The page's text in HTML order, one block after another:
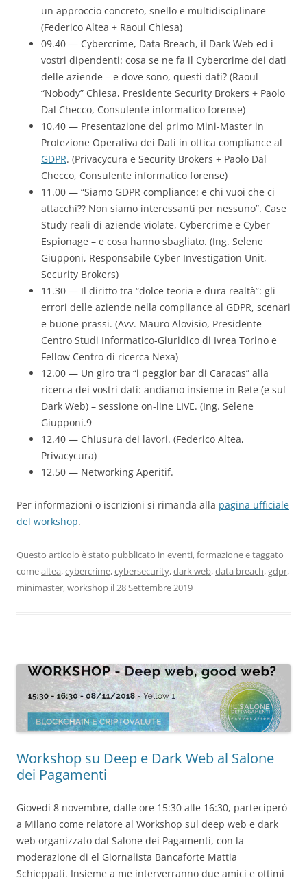
un approccio concreto, snello e multidisciplinare
(Federico Altea + Raoul Chiesa)
09.40 — Cybercrime, Data Breach, il Dark Web ed i
vostri dipendenti: cosa se ne fa il Cybercrime dei dati
delle aziende – e dove sono, questi dati? (Raoul
“Nobody” Chiesa, Presidente Security Brokers + Paolo
Dal Checco, Consulente informatico forense)
10.40 — Presentazione del primo Mini-Master in
Protezione Operativa dei Dati in ottica compliance al
GDPR. (Privacycura e Security Brokers + Paolo Dal
Checco, Consulente informatico forense)
11.00 — “Siamo GDPR compliance: e chi vuoi che ci
attacchi?? Non siamo interessanti per nessuno”. Case
Study reali di aziende violate, Cybercrime e Cyber
Espionage – e cosa hanno sbagliato. (Ing. Selene
Giupponi, Responsabile Cyber Investigation Unit,
Security Brokers)
11.30 — Il diritto tra “dolce teoria e dura realtà”: gli
errori delle aziende nella compliance al GDPR, scenari
e buone prassi. (Avv. Mauro Alovisio, Presidente
Centro Studi Informatico-Giuridico di Ivrea Torino e
Fellow Centro di ricerca Nexa)
12.00 — Un giro tra “i peggior bar di Caracas” alla
ricerca dei vostri dati: andiamo insieme in Rete (e sul
Dark Web) – sessione on-line LIVE. (Ing. Selene
Giupponi.9
12.40 — Chiusura dei lavori. (Federico Altea,
Privacycura)
12.50 — Networking Aperitif.
Per informazioni o iscrizioni si rimanda alla pagina ufficiale
del workshop.
Questo articolo è stato pubblicato in eventi,formazionee taggato
comealtea,cybercrime,cybersecurity,dark web,data breach,gdpr,
minimaster,workshop il 28 Settembre 2019
Workshop su Deep e Dark Web al Salone
dei Pagamenti
Giovedì 8 novembre, dalle ore 15:30 alle 16:30, parteciperò
a Milano come relatore al Workshop sul deep web e dark
web organizzato dal Salone dei Pagamenti, con la
moderazione di el Giornalista Bancaforte Mattia
Schieppati. Insieme a me interverranno due amici e ottimi